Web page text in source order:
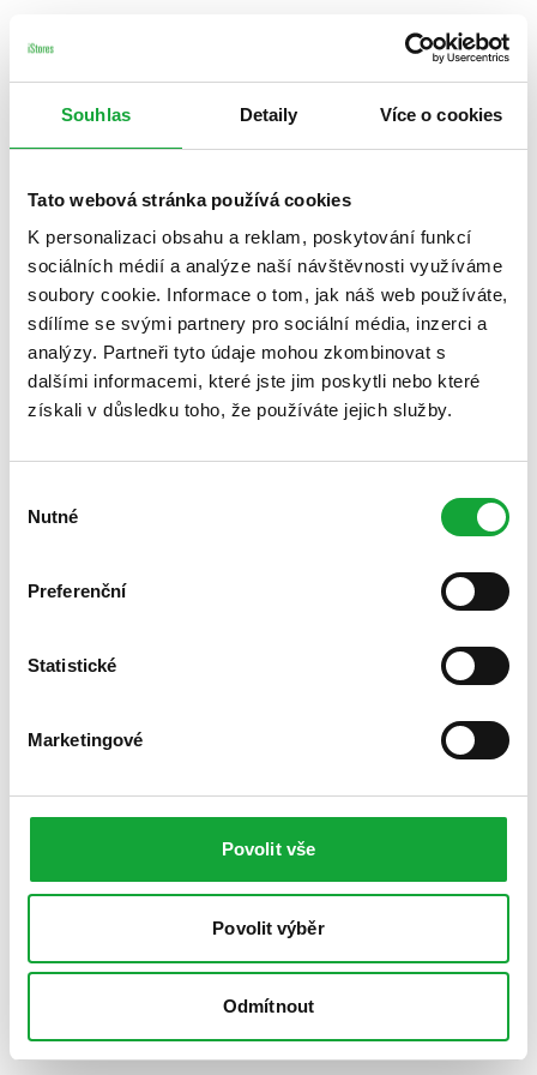
Souhlas Detaily Více o cookies
Tato webová stránka používá cookies
K personalizaci obsahu a reklam, poskytování funkcí
sociálních médií a analýze naší návštěvnosti využíváme
soubory cookie. Informace o tom, jak náš web používáte,
sdílíme se svými partnery pro sociální média, inzerci a
analýzy. Partneři tyto údaje mohou zkombinovat s
dalšími informacemi, které jste jim poskytli nebo které
získali v důsledku toho, že používáte jejich služby.
souhlasu
Nutné
Preferenční
Statistické
Marketingové
Povolit vše
Povolit výběr
Odmítnout